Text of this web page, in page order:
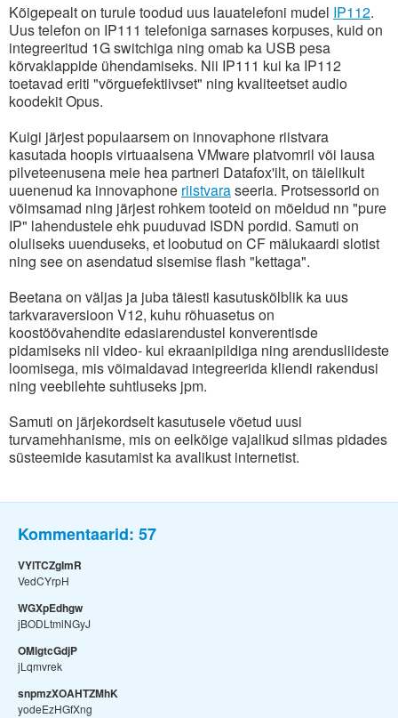
Kõigepealt on turule toodud uus lauatelefoni mudel IP112.
Uus telefon on IP111 telefoniga sarnases korpuses, kuid on
integreeritud 1G switchiga ning omab ka USB pesa
kõrvaklappide ühendamiseks. Nii IP111 kui ka IP112
toetavad eriti "võrguefektiivset" ning kvaliteetset audio
koodekit Opus.
Kuigi järjest populaarsem on innovaphone riistvara
kasutada hoopis virtuaalsena VMware platvomril või lausa
pilveteenusena meie hea partneri Datafox'ilt, on täielikult
uuenenud ka innovaphone riistvaraseeria. Protsessorid on
võimsamad ning järjest rohkem tooteid on mõeldud nn "pure
IP" lahendustele ehk puuduvad ISDN pordid. Samuti on
oluliseks uuenduseks, et loobutud on CF mälukaardi slotist
ning see on asendatud sisemise flash "kettaga".
Beetana on väljas ja juba täiesti kasutuskõlblik ka uus
tarkvaraversioon V12, kuhu rõhuasetus on
koostöövahendite edasiarendustel konverentisde
pidamiseks nii video- kui ekraanipildiga ning arendusliideste
loomisega, mis võimaldavad integreerida kliendi rakendusi
ning veebilehte suhtluseks jpm.
Samuti on järjekordselt kasutusele võetud uusi
turvamehhanisme, mis on eelkõige vajalikud silmas pidades
süsteemide kasutamist ka avalikust internetist.
Kommentaarid: 57
VYlTCZgImR
VedCYrpH
WGXpEdhgw
jBODLtmlNGyJ
OMlgtcGdjP
jLqmvrek
snpmzXOAHTZMhK
yodeEzHGfXng